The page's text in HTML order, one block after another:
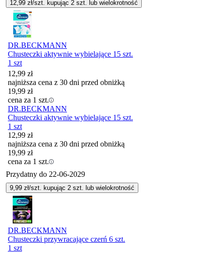
12,99 zł/szt. kupując 2 szt. lub wielokrotność
DR.BECKMANN
Chusteczki aktywnie wybielające 15 szt.
1 szt
12,99 zł
najniższa cena z 30 dni przed obniżką
19,99 zł
cena za 1 szt.
DR.BECKMANN
Chusteczki aktywnie wybielające 15 szt.
1 szt
12,99 zł
najniższa cena z 30 dni przed obniżką
19,99 zł
cena za 1 szt.
Przydatny do 22-06-2029
9,99 zł/szt. kupując 2 szt. lub wielokrotność
DR.BECKMANN
Chusteczki przywracające czerń 6 szt.
1 szt